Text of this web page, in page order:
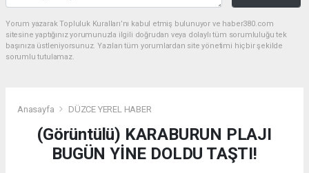
Yorum yazarak Topluluk Kuralları’nı kabul etmiş bulunuyor ve haber380.com
sitesine yaptığınız yorumunuzla ilgili doğrudan veya dolaylı tüm sorumluluğu tek
başınıza üstleniyorsunuz. Yazılan tüm yorumlardan site yönetimi hiçbir şekilde
sorumlu tutulamaz.
Anasayfa DÜZCE YEREL HABER
(Görüntülü) KARABURUN PLAJI
BUGÜN YİNE DOLDU TAŞTI!